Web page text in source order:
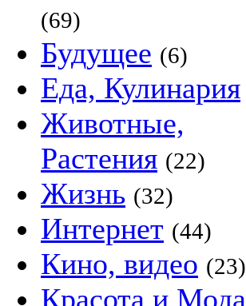
(69)
Будущее (6)
Еда, Кулинария
Животные,
Растения (22)
Жизнь (32)
Интернет (44)
Кино, видео (23)
Красота и Мода